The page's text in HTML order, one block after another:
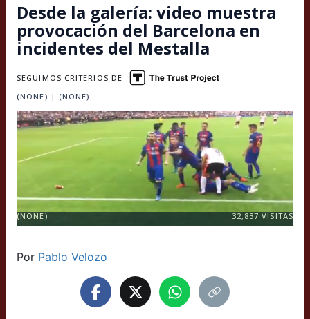
Desde la galería: video muestra
provocación del Barcelona en
incidentes del Mestalla
(NONE) | (NONE)
SEGUIMOS CRITERIOS DE
(NONE) 32,837 VISITAS
Por Pablo Velozo